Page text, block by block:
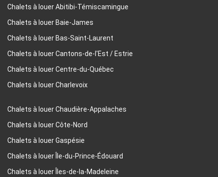
Chalets à louer Abitibi-Témiscamingue
Chalets à louer Baie-James
Chalets à louer Bas-Saint-Laurent
Chalets à louer Cantons-de-l'Est / Estrie
Chalets à louer Centre-du-Québec
Chalets à louer Charlevoix
Chalets à louer Chaudière-Appalaches
Chalets à louer Côte-Nord
Chalets à louer Gaspésie
Chalets à louer Île-du-Prince-Édouard
Chalets à louer Îles-de-la-Madeleine